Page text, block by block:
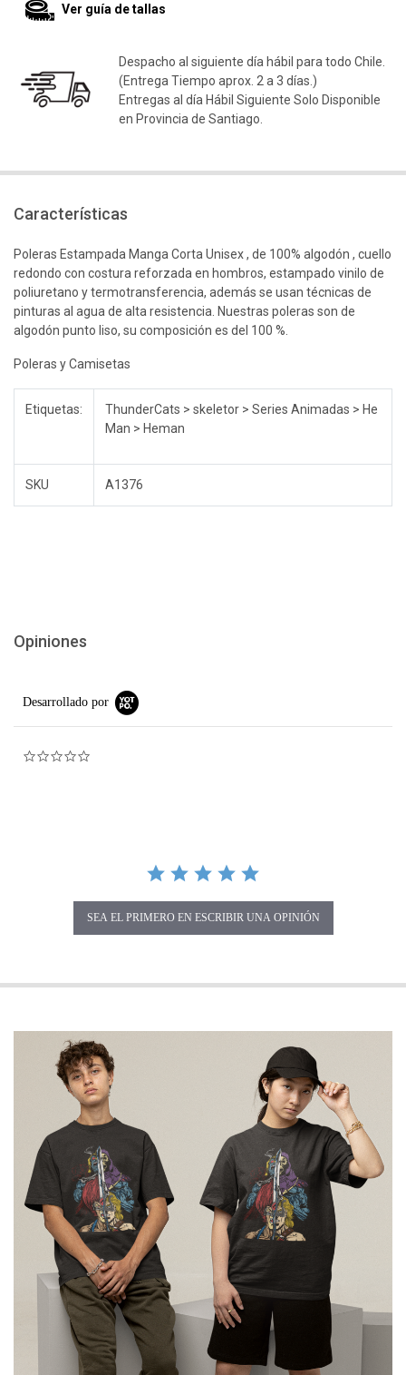
Ver guía de tallas
Despacho al siguiente día hábil para todo Chile.
(Entrega Tiempo aprox. 2 a 3 días.)
Entregas al día Hábil Siguiente Solo Disponible
en Provincia de Santiago.
Características
Poleras Estampada Manga Corta Unisex , de 100% algodón , cuello
redondo con costura reforzada en hombros, estampado vinilo de
poliuretano y termotransferencia, además se usan técnicas de
pinturas al agua de alta resistencia. Nuestras poleras son de
algodón punto liso, su composición es del 100 %.
Poleras y Camisetas
Etiquetas:
ThunderCats > skeletor > Series Animadas > He
Man > Heman
SKU A1376
Opiniones
Desarrollado por
SEA EL PRIMERO EN ESCRIBIR UNA OPINIÓN